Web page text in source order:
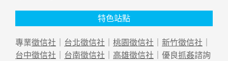
特色站點
專業徵信社 台北徵信社 桃園徵信社 新竹徵信社
台中徵信社
台南徵信社 高雄徵信社 ｜優良抓姦諮詢